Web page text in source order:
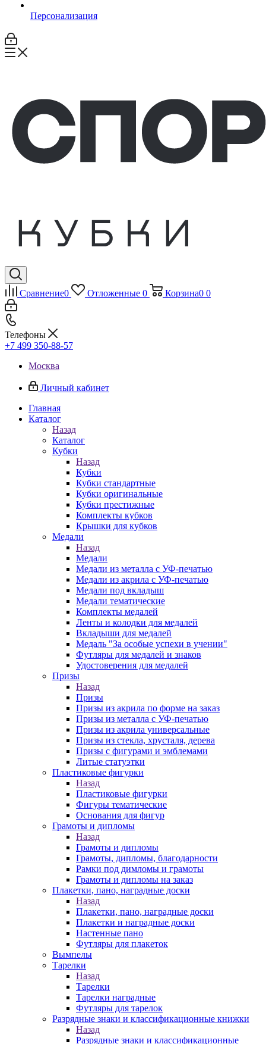
Персонализация
Сравнение0 Отложенные 0 Корзина0 0
Телефоны
+7 499 350-88-57
Москва
Личный кабинет
Главная
Каталог
Назад
Каталог
Кубки
Назад
Кубки
Кубки стандартные
Кубки оригинальные
Кубки престижные
Комплекты кубков
Крышки для кубков
Медали
Назад
Медали
Медали из металла с УФ-печатью
Медали из акрила с УФ-печатью
Медали под вкладыш
Медали тематические
Комплекты медалей
Ленты и колодки для медалей
Вкладыши для медалей
Медаль "За особые успехи в учении"
Футляры для медалей и знаков
Удостоверения для медалей
Призы
Назад
Призы
Призы из акрила по форме на заказ
Призы из металла с УФ-печатью
Призы из акрила универсальные
Призы из стекла, хрусталя, дерева
Призы с фигурами и эмблемами
Литые статуэтки
Пластиковые фигурки
Назад
Пластиковые фигурки
Фигуры тематические
Основания для фигур
Грамоты и дипломы
Назад
Грамоты и дипломы
Грамоты, дипломы, благодарности
Рамки под димломы и грамоты
Грамоты и дипломы на заказ
Плакетки, пано, наградные доски
Назад
Плакетки, пано, наградные доски
Плакетки и наградные доски
Настенные пано
Футляры для плакеток
Вымпелы
Тарелки
Назад
Тарелки
Тарелки наградные
Футляры для тарелок
Разрядные знаки и классификационные книжки
Назад
Разрядные знаки и классификационные